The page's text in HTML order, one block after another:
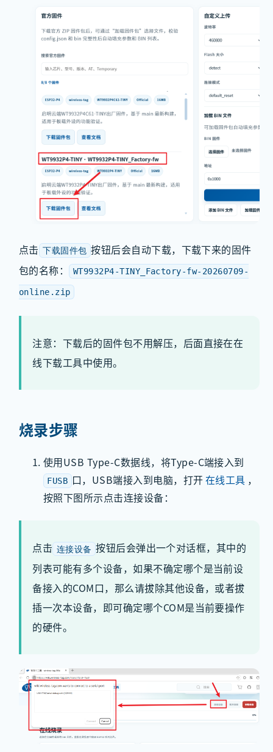
点击 下载固件包 按钮后会自动下载，下载下来的固件
包的名称： WT9932P4-TINY_Factory-fw-20260709-
online.zip
注意：下载后的固件包不用解压，后面直接在在
线下载工具中使用。
烧录步骤
使用USB Type-C数据线，将Type-C端接入到
FUSB 口，USB端接入到电脑，打开在线工具 ，
按照下图所示点击连接设备：
点击 连接设备 按钮后会弹出一个对话框，其中的
列表可能有多个设备，如果不确定哪个是当前设
备接入的COM口，那么请拔除其他设备，或者拔
插一次本设备，即可确定哪个COM是当前要操作
的硬件。